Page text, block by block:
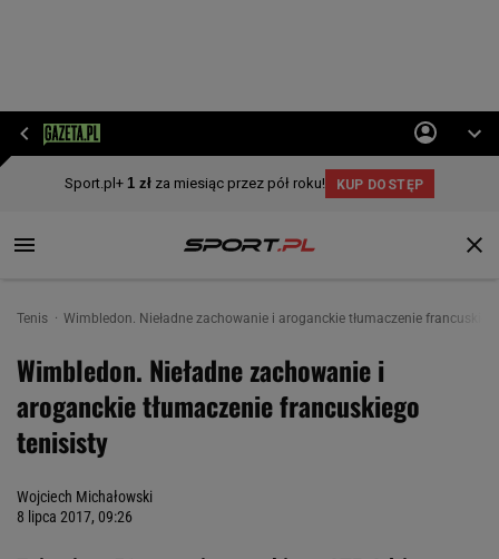
Tenis Wimbledon. Nieładne zachowanie i aroganckie tłumaczenie
Wimbledon. Nieładne zachowanie i
aroganckie tłumaczenie francuskiego
tenisisty
Wojciech Michałowski
8 lipca 2017, 09:26